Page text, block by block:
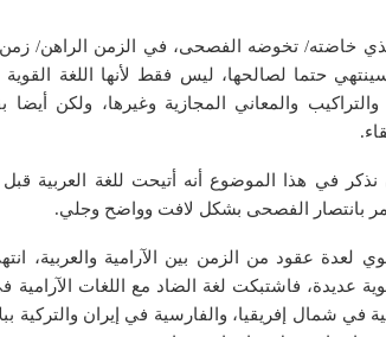
خاضته/ تخوضه الفصحى، في الزمن الراهن/ زمن
حتما لصالحها، ليس فقط لأنها اللغة القوية
والمعاني المجازية وغيرها، ولكن
نذكر في هذا الموضوع أنه أتيحت للغة العربية
بانتصار الفصحى بشكل لافت وواضح وجلي.
لعدة عقود من الزمن بين الآرامية والعربية،
عديدة، فاشتبكت لغة الضاد مع اللغات الآرامية
في شمال إفريقيا، والفارسية في إيران والتركية